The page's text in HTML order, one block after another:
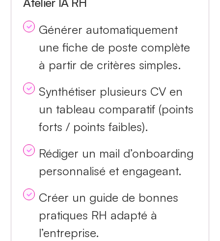
Générer automatiquement
une fiche de poste complète
à partir de critères simples.
Synthétiser plusieurs CV en
un tableau comparatif (points
forts / points faibles).
Rédiger un mail d’onboarding
personnalisé et engageant.
Créer un guide de bonnes
pratiques RH adapté à
l’entreprise.